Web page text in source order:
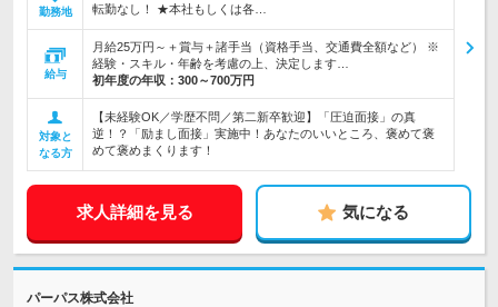
勤務地
転勤なし！ ★本社もしくは各…
給与
月給25万円～＋賞与＋諸手当（資格手当、交通費全額など） ※
経験・スキル・年齢を考慮の上、決定します…
初年度の年収： 300～700万円
対象と
なる方
【未経験OK／学歴不問／第二新卒歓迎】「圧迫面接」の真
逆！？「励まし面接」実施中！あなたのいいところ、褒めて褒
めて褒めまくります！
求人詳細を見る 気になる
パーパス株式会社